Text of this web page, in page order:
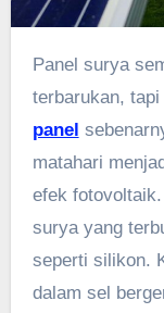
Panel surya semakin populer sebagai solusi energi
terbarukan,
panel
matahari
efek
surya yang
seperti silikon.
dalam sel